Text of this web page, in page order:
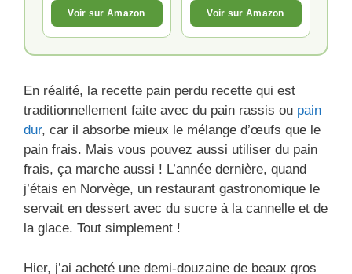
Voir sur Amazon
brunissage
Voir sur Amazon
En réalité, la recette pain perdu recette qui est
traditionnellement faite avec du pain rassis ou pain
dur, car il absorbe mieux le mélange d’œufs que le
pain frais. Mais vous pouvez aussi utiliser du pain
frais, ça marche aussi ! L’année dernière, quand
j’étais en Norvège, un restaurant gastronomique le
servait en dessert avec du sucre à la cannelle et de
la glace. Tout simplement !
Hier, j’ai acheté une demi-douzaine de beaux gros